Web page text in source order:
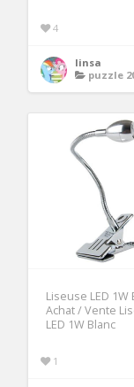
4
linsa
puzzle
Liseuse LED 1W
Achat / Vente
LED 1W Blanc
1